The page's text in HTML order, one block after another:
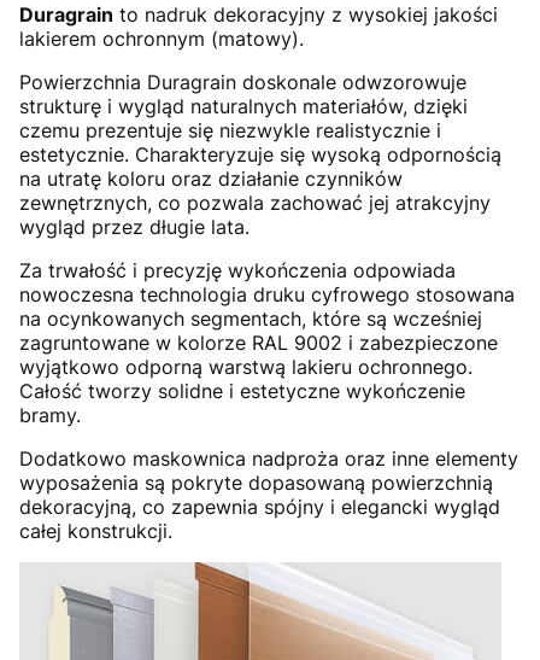
Duragrain to nadruk dekoracyjny z wysokiej jakości
lakierem ochronnym (matowy).
Powierzchnia Duragrain doskonale odwzorowuje
strukturę i wygląd naturalnych materiałów, dzięki
czemu prezentuje się niezwykle realistycznie i
estetycznie. Charakteryzuje się wysoką odpornością
na utratę koloru oraz działanie czynników
zewnętrznych, co pozwala zachować jej atrakcyjny
wygląd przez długie lata.
Za trwałość i precyzję wykończenia odpowiada
nowoczesna technologia druku cyfrowego stosowana
na ocynkowanych segmentach, które są wcześniej
zagruntowane w kolorze RAL 9002 i zabezpieczone
wyjątkowo odporną warstwą lakieru ochronnego.
Całość tworzy solidne i estetyczne wykończenie
bramy.
Dodatkowo maskownica nadproża oraz inne elementy
wyposażenia są pokryte dopasowaną powierzchnią
dekoracyjną, co zapewnia spójny i elegancki wygląd
całej konstrukcji.